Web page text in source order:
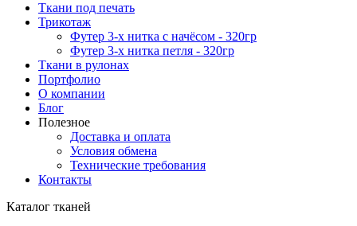
Ткани под печать
Трикотаж
Футер 3-х нитка с начёсом - 320гр
Футер 3-х нитка петля - 320гр
Ткани в рулонах
Портфолио
О компании
Блог
Полезное
Доставка и оплата
Условия обмена
Технические требования
Контакты
Каталог тканей